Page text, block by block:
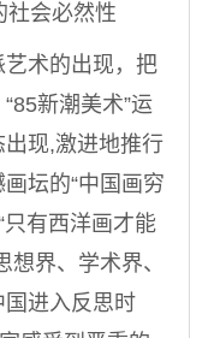
会必然性
术的出现，把
新潮美术”运
现,激进地推行
坛的“中国画穷
只有西洋画才能
界、学术界、
进入反思时